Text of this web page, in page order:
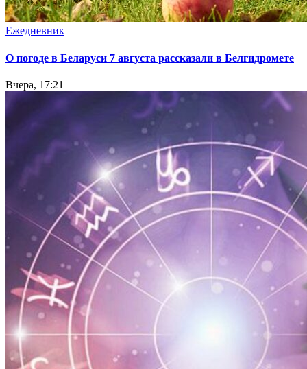
Ежедневник
О погоде в Беларуси 7 августа рассказали в Белгидромете
Вчера, 17:21